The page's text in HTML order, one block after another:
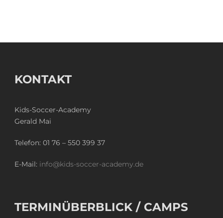
KONTAKT
Kids-Soccer-Academy
Gerald Mai
Telefon: 01 76 – 550 399 37
E-Mail: info@kids-soccer-academy.de
TERMINÜBERBLICK / CAMPS